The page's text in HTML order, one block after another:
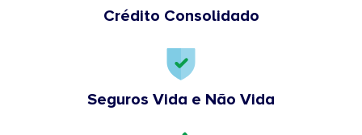
Crédito Consolidado
Seguros Vida e Não Vida